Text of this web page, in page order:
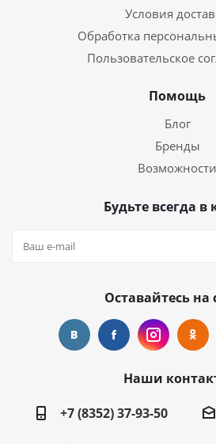
Условия
Обработка
Пользовательское
Помощь
Блог
Бренды
Возможности
Будьте всегда в
Оставайтесь на
Наши
+7 (8352) 37-93-50